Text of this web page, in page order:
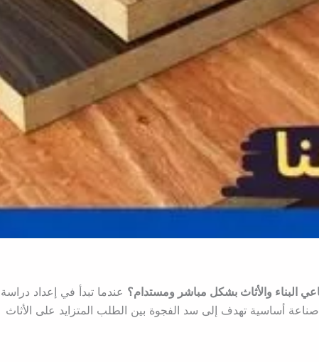
البناء والأثاث بشكل مباشر ومستدام؟ عندما تبدأ في إعداد دراسة
تهدف إلى سد الفجوة بين الطلب المتزايد على الأثاث